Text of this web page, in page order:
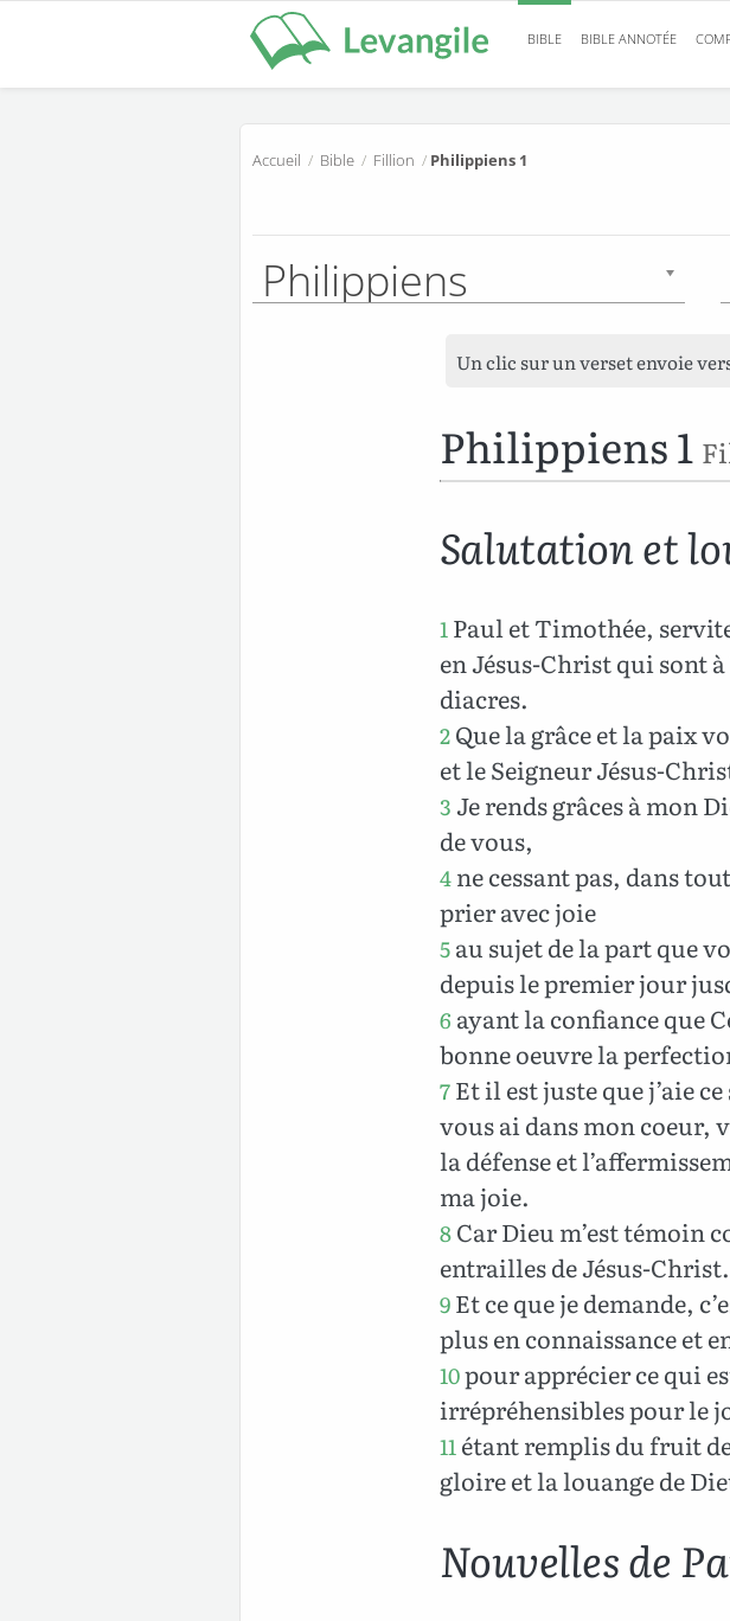
BIBLE BIBLE ANNOTÉE
Accueil / Bible / Fillion / Philippiens 1
Philippiens
Un clic sur un verset envoie
Philippiens 1
Salutation et
1Paul et Timothée,
en Jésus-Christ qui sont
diacres.
2Que la grâce et la paix
et le Seigneur Jésus-
3 Je rends grâces à mon
de vous,
4ne cessant pas, dans
prier avec joie
5au sujet de la part que
depuis le premier jour
6 ayant la confiance que
bonne oeuvre la
7Et il est juste que j’aie
vous ai dans mon coeur,
la défense et
ma joie.
8Car Dieu m’est témoin
entrailles de Jésus-Christ.
9Et ce que je demande,
plus en connaissance et
10pour apprécier ce qui
irrépréhensibles pour le
11étant remplis du fruit
gloire et la louange de
Nouvelles de